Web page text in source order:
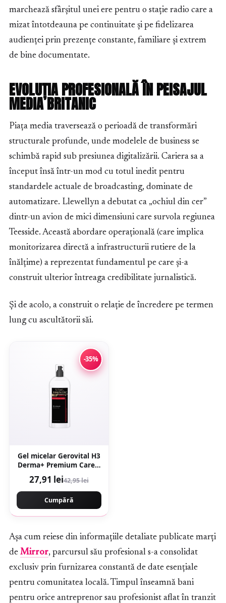
marchează sfârșitul unei ere pentru o stație radio care a
mizat întotdeauna pe continuitate și pe fidelizarea
audienței prin prezențe constante, familiare și extrem
de bine documentate.
EVOLUȚIA PROFESIONALĂ ÎN PEISAJUL
MEDIA BRITANIC
Piața media traversează o perioadă de transformări
structurale profunde, unde modelele de business se
schimbă rapid sub presiunea digitalizării. Cariera sa a
început însă într-un mod cu totul inedit pentru
standardele actuale de broadcasting, dominate de
automatizare. Llewellyn a debutat ca „ochiul din cer”
dintr-un avion de mici dimensiuni care survola regiunea
Teesside. Această abordare operațională (care implica
monitorizarea directă a infrastructurii rutiere de la
înălțime) a reprezentat fundamentul pe care și-a
construit ulterior întreaga credibilitate jurnalistică.
Și de acolo, a construit o relație de încredere pe termen
lung cu ascultătorii săi.
-35%
Gel micelar Gerovital H3
Derma+ Premium Care –
150 ml
27,91 lei42,95 lei
Cumpără
Așa cum reiese din informațiile detaliate publicate marți
de Mirror, parcursul său profesional s-a consolidat
exclusiv prin furnizarea constantă de date esențiale
pentru comunitatea locală. Timpul înseamnă bani
pentru orice antreprenor sau profesionist aflat în tranzit